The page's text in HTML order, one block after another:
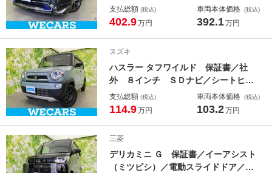
イオーディオ＋ナビ／トヨタセーフテ
ィセンス／エアーシート 前席／パノ
支払総額 (税込)
402.9万円
車両本体価格 (税込)
392.1万円
スズキ
ハスラー タフワイルド 保証書／社
外 ８インチ ＳＤナビ／シートヒー
ター 前席／車線逸脱防止支援システ
ム／シート ハーフレザー／ヘッドラ
トップ
支払総額 (税込)
114.9万円
車両本体価格 (税込)
103.2万円
三菱
デリカミニ Ｇ 保証書／イーアシスト
（ミツビシ）／電動スライドドア／シ